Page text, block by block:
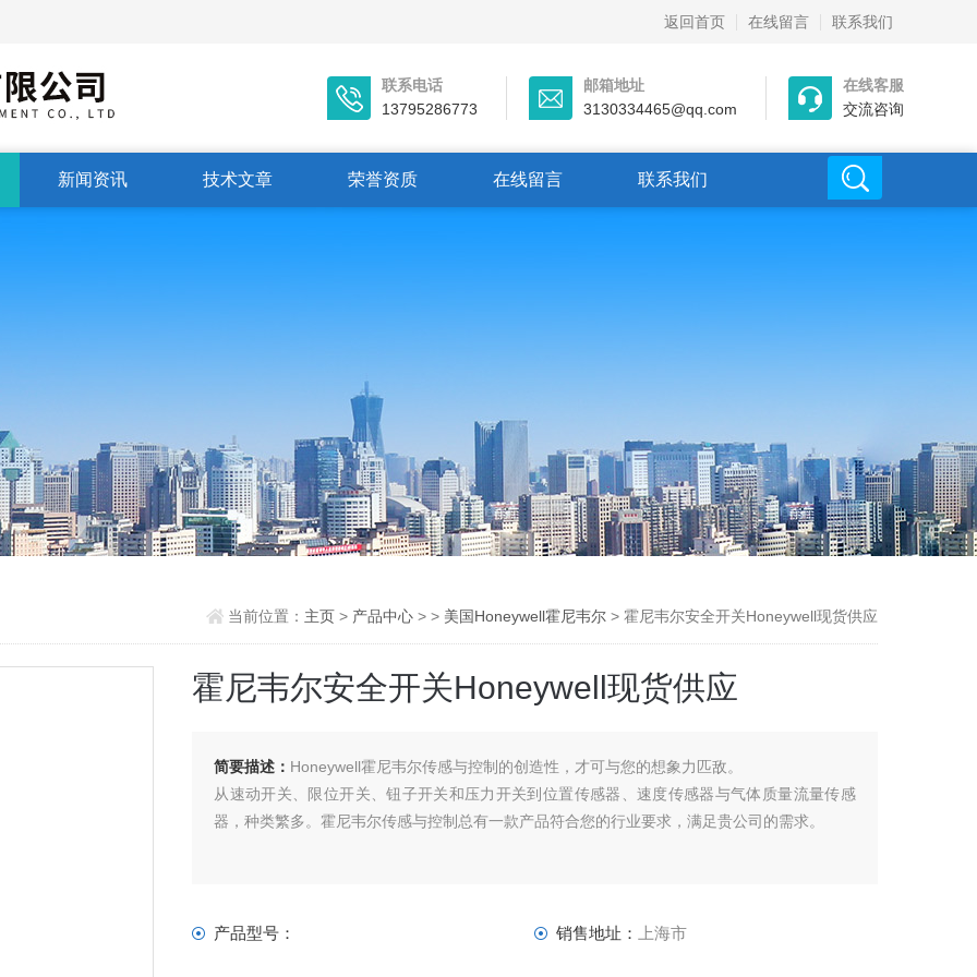
返回首页 在线留言 联系我们
联系电话
13795286773
邮箱地址
3130334465@qq.com
在线客服
交流咨询
新闻资讯 技术文章 荣誉资质 在线留言 联系我们
当前位置： 主页 > 产品中心> > 美国Honeywell霍尼韦尔> 霍尼韦尔安全开关Honeywell现货供应
霍尼韦尔安全开关Honeywell现货供应
简要描述： Honeywell霍尼韦尔传感与控制的创造性，才可与您的想象力匹敌。
从速动开关、限位开关、钮子开关和压力开关到位置传感器、速度传感器与气体质量流量传感
器，种类繁多。霍尼韦尔传感与控制总有一款产品符合您的行业要求，满足贵公司的需求。
产品型号： 销售地址： 上海市